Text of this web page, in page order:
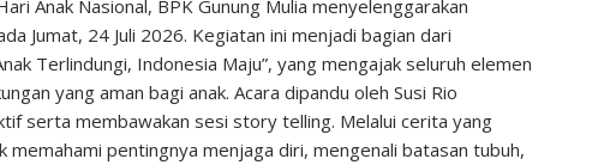
Anak Nasional, BPK Gunung Mulia menyelenggarakan
Jumat, 24 Juli 2026. Kegiatan ini menjadi bagian dari
Terlindungi, Indonesia Maju”, yang mengajak seluruh elemen
yang aman bagi anak. Acara dipandu oleh Susi Rio
serta membawakan sesi story telling. Melalui cerita yang
pentingnya menjaga diri, mengenali batasan tubuh,